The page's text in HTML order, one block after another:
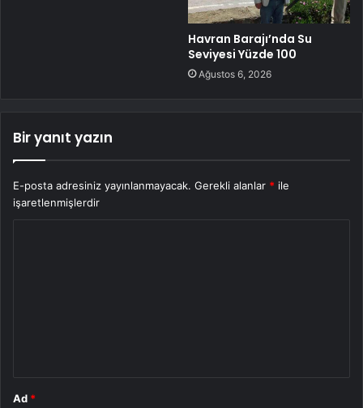
Havran Barajı’nda Su
Seviyesi Yüzde 100
Ağustos 6, 2026
Bir yanıt yazın
E-posta adresiniz yayınlanmayacak. Gerekli alanlar * ile
işaretlenmişlerdir
Ad *